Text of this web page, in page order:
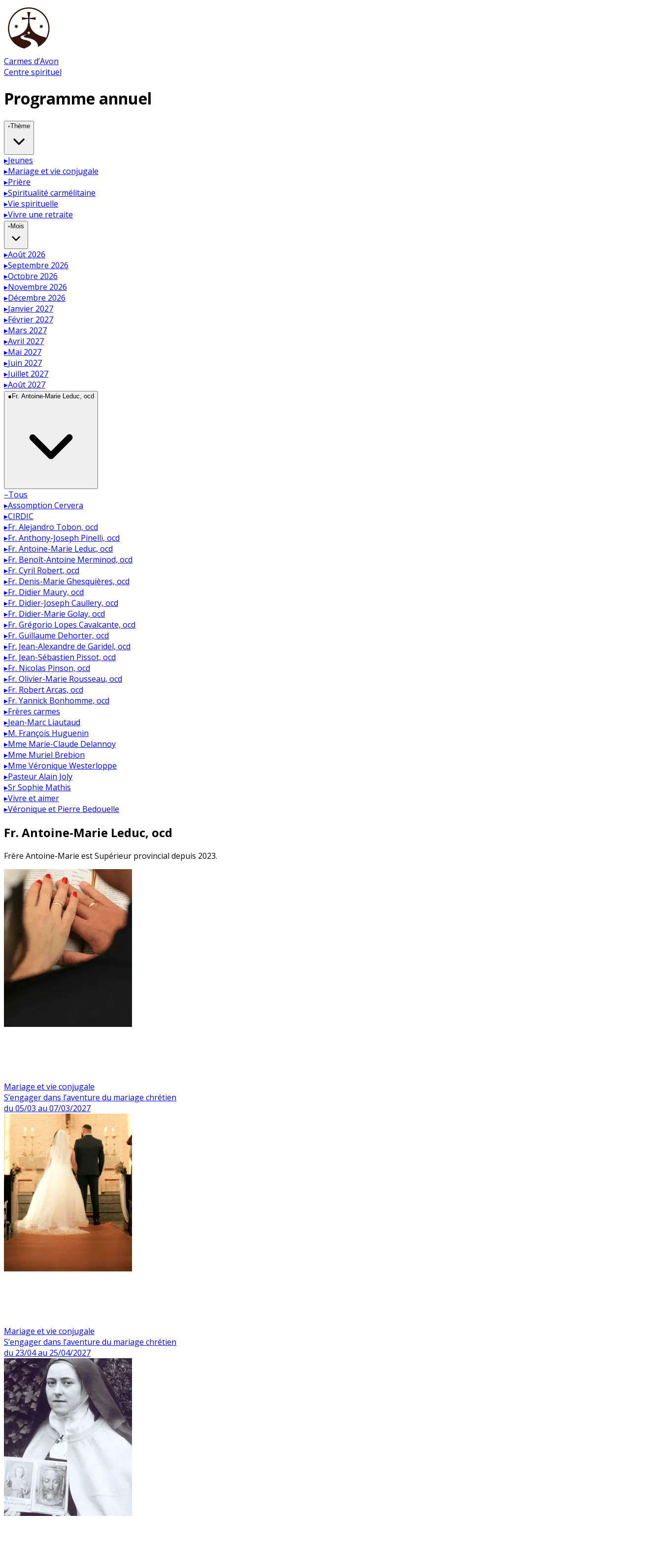
Carmes d’Avon
Centre spirituel
Programme annuel
◦Thème
▸Jeunes
▸Mariage et vie conjugale
▸Prière
▸Spiritualité carmélitaine
▸Vie spirituelle
▸Vivre une retraite
◦ Mois
▸Août 2026
▸Septembre 2026
▸Octobre 2026
▸Novembre 2026
▸Décembre 2026
▸Janvier 2027
▸Février 2027
▸Mars 2027
▸Avril 2027
▸Mai 2027
▸Juin 2027
▸Juillet 2027
▸Août 2027
● Fr. Antoine-Marie Leduc, ocd
–Tous
▸Assomption Cervera
▸CIRDIC
▸Fr. Alejandro Tobon, ocd
▸Fr. Anthony-Joseph Pinelli, ocd
▸Fr. Antoine-Marie Leduc, ocd
▸Fr. Benoît-Antoine Merminod, ocd
▸Fr. Cyril Robert, ocd
▸Fr. Denis-Marie Ghesquières, ocd
▸Fr. Didier Maury, ocd
▸Fr. Didier-Joseph Caullery, ocd
▸Fr. Didier-Marie Golay, ocd
▸Fr. Grégorio Lopes Cavalcante, ocd
▸Fr. Guillaume Dehorter, ocd
▸Fr. Jean-Alexandre de Garidel, ocd
▸Fr. Jean-Sébastien Pissot, ocd
▸Fr. Nicolas Pinson, ocd
▸Fr. Olivier-Marie Rousseau, ocd
▸Fr. Robert Arcas, ocd
▸Fr. Yannick Bonhomme, ocd
▸Frères carmes
▸Jean-Marc Liautaud
▸M. François Huguenin
▸Mme Marie-Claude Delannoy
▸Mme Muriel Brebion
▸Mme Véronique Westerloppe
▸Pasteur Alain Joly
▸Sr Sophie Mathis
▸Vivre et aimer
▸Véronique et Pierre Bedouelle
Fr. Antoine-Marie Leduc, ocd
Frère Antoine-Marie est Supérieur provincial depuis 2023.
Mariage et vie conjugale
S’engager dans l’aventure du mariage chrétien
du 05/03 au 07/03/2027
Mariage et vie conjugale
S’engager dans l’aventure du mariage chrétien
du 23/04 au 25/04/2027